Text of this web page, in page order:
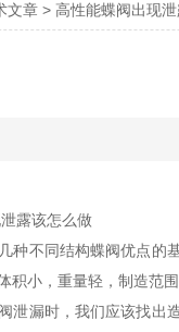
文章 > 高性能蝶阀出现
露该怎么做
不同结构蝶阀优点的
积小，重量轻，制造范围
漏时，我们应该找出造